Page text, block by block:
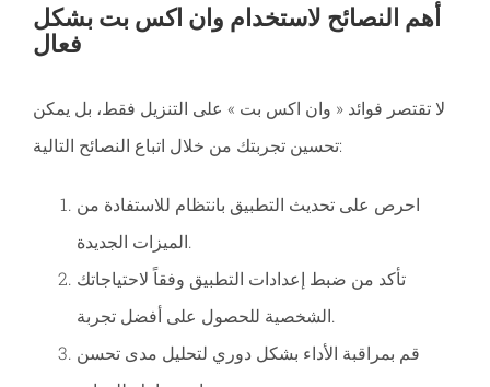
أهم النصائح لاستخدام وان اكس بت بشكل
فعال
لا تقتصر فوائد « وان اكس بت » على التنزيل فقط، بل يمكن
تحسين تجربتك من خلال اتباع النصائح التالية:
احرص على تحديث التطبيق بانتظام للاستفادة من
الميزات الجديدة.
تأكد من ضبط إعدادات التطبيق وفقاً لاحتياجاتك
الشخصية للحصول على أفضل تجربة.
قم بمراقبة الأداء بشكل دوري لتحليل مدى تحسن